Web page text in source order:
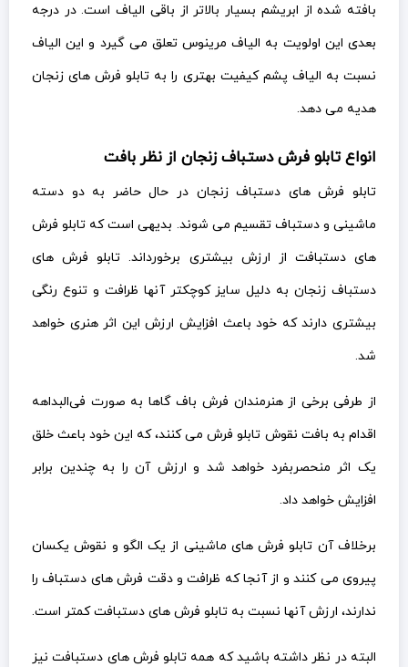
بافته شده از ابریشم بسیار بالاتر از باقی الیاف است. در درجه
بعدی این اولویت به الیاف مرینوس تعلق می گیرد و این الیاف
نسبت به الیاف پشم کیفیت بهتری را به تابلو فرش های زنجان
هدیه می دهد.
انواع تابلو فرش دستباف زنجان از نظر بافت
تابلو فرش های دستباف زنجان در حال حاضر به دو دسته
ماشینی و دستباف تقسیم می شوند. بدیهی است که تابلو فرش
های دستبافت از ارزش بیشتری برخورداند. تابلو فرش های
دستباف زنجان به دلیل سایز کوچکتر آنها ظرافت و تنوع رنگی
بیشتری دارند که خود باعث افزایش ارزش این اثر هنری خواهد
شد.
از طرفی برخی از هنرمندان فرش باف گاها به صورت فی‌البداهه
اقدام به بافت نقوش تابلو فرش می کنند، که این خود باعث خلق
یک اثر منحصربفرد خواهد شد و ارزش آن را به چندین برابر
افزایش خواهد داد.
برخلاف آن تابلو فرش های ماشینی از یک الگو و نقوش یکسان
پیروی می کنند و از آنجا که ظرافت و دقت فرش های دستباف را
ندارند، ارزش آنها نسبت به تابلو فرش های دستبافت کمتر است.
البته در نظر داشته باشید که همه تابلو فرش های دستبافت نیز